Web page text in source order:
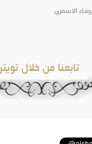
وفاء الاسمري
تابعنا من خلال تويتر